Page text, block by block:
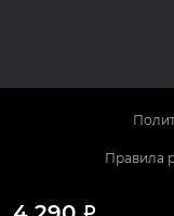
Р
© 2026
Правила